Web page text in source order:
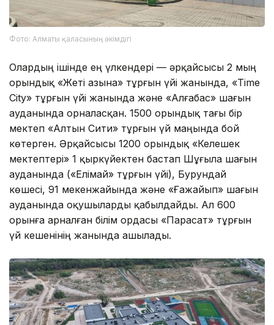
Фото: Алматы қаласының әкімдігі
Олардың ішінде ең үлкендері — әрқайсысы 2 мың
орындық «Жеті Қазына» тұрғын үйі жанында, «Time
City» тұрғын үйі жанында және «Алғабас» шағын
ауданында орналасқан. 1500 орындық тағы бір
мектеп «Алтын Сити» тұрғын үй маңында бой
көтерген. Әрқайсысы 1200 орындық «Келешек
мектептері» 1 қыркүйектен бастап Шұғыла шағын
ауданында («Елімай» тұрғын үйі), Бурундай
көшесі, 91 мекенжайында және «Ғажайып» шағын
ауданында оқушыларды қабылдайды. Ал 600
орынға арналған білім ордасы «Парасат» тұрғын
үй кешенінің жанында ашылады.